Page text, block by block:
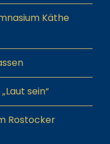
Käthe
sein“
Rostocker